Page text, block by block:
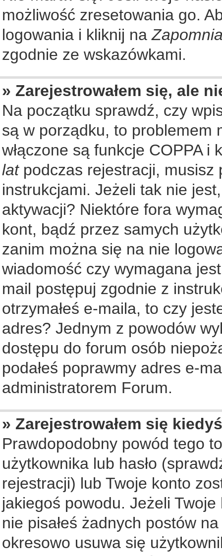
możliwość zresetowania go.
logowania i kliknij na
zgodnie ze wskazówkami.
» Zarejestrowałem się, ale
Na początku sprawdź, czy
są w porządku, to problemem
włączone są funkcje COPPA i
latpodczas rejestracji, musisz
instrukcjami. Jeżeli tak nie
aktywacji? Niektóre fora
kont, bądź przez samych
zanim można się na nie
wiadomość czy wymagana
mail postępuj zgodnie z
otrzymałeś e-maila, to czy
adres? Jednym z powodów
dostępu do forum osób
podałeś poprawmy adres e-
administratorem Forum.
» Zarejestrowałem się
Prawdopodobny powód tego
użytkownika lub hasło
rejestracji) lub Twoje konto
jakiegoś powodu. Jeżeli
nie pisałeś żadnych postów
okresowo usuwa się